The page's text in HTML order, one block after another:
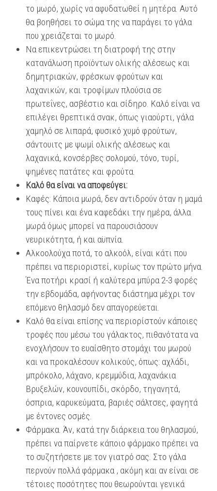
το μωρό, χωρίς να αφυδατωθεί η μητέρα. Αυτό
θα βοηθήσει το σώμα της να παράγει το γάλα
που χρειάζεται το μωρό.
Να επικεντρώσει τη διατροφή της στην
κατανάλωση προϊόντων ολικής αλέσεως και
δημητριακών, φρέσκων φρούτων και
λαχανικών, και τροφίμων πλούσια σε
πρωτεΐνες, ασβέστιο και σίδηρο. Καλό είναι να
επιλέγει θρεπτικά σνακ, όπως γιαούρτι, γάλα
χαμηλό σε λιπαρά, φυσικό χυμό φρούτων,
σάντουιτς με ψωμί ολικής αλέσεως και
λαχανικά, κονσέρβες σολομού, τόνο, τυρί,
ψημένες πατάτες και φρούτα.
Καλό θα είναι να αποφεύγει:
Καφές: Κάποια μωρά, δεν αντιδρούν όταν η μαμά
τους πίνει και ένα καφεδάκι την ημέρα, άλλα
μωρά όμως μπορεί να παρουσιάσουν
νευρικότητα, ή και αϋπνία.
Aλκοολούχα ποτά, το αλκοόλ, είναι κάτι που
πρέπει να περιοριστεί, κυρίως τον πρώτο μήνα.
Ένα ποτήρι κρασί ή καλύτερα μπύρα 2-3 φορές
την εβδομάδα, αφήνοντας διάστημα μέχρι τον
επόμενο θηλασμό δεν απαγορεύεται.
Καλό θα είναι επίσης να περιορίστούν κάποιες
τροφές που μέσω του γάλακτος, πιθανότατα να
ενοχλήσουν το ευαίσθητο στομάχι του μωρού
και να προκαλέσουν κολικούς, όπως: αχλάδι,
μπρόκολο, λάχανο, κρεμμύδια, λαχανάκια
Βρυξελών, κουνουπίδι, σκόρδο, τηγανητά,
όσπρια, καρυκεύματα, βαριές σάλτσες, φαγητά
με έντονες οσμές.
Φάρμακα. Άν, κατά την διάρκεια του θηλασμού,
πρέπει να παίρνετε κάποιο φάρμακο πρέπει να
το συζητήσετε με τον γιατρό σας. Στο γάλα
περνούν πολλά φάρμακα , ακόμη και αν είναι σε
τέτοιες ποσότητες που θεωρούνται γενικά